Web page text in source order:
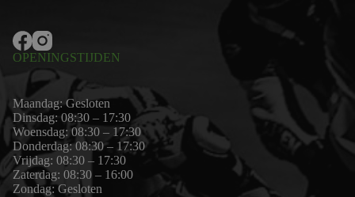
OPENINGSTIJDEN
Maandag: Gesloten
Dinsdag: 08:30 – 17:30
Woensdag: 08:30 – 17:30
Donderdag: 08:30 – 17:30
Vrijdag: 08:30 – 17:30
Zaterdag: 08:30 – 16:00
Zondag: Gesloten